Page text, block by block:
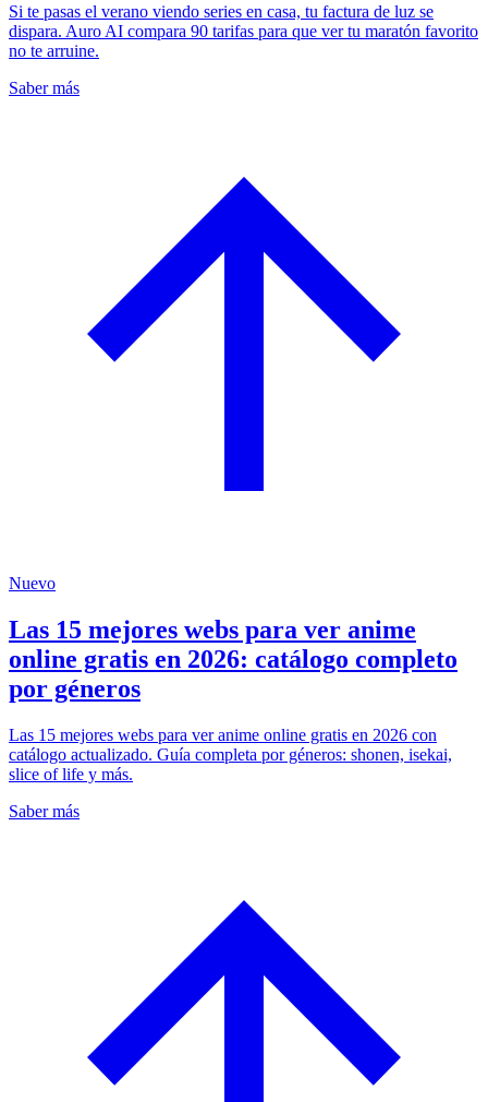
Si te pasas el verano viendo series en casa, tu factura de luz se
dispara. Auro AI compara 90 tarifas para que ver tu maratón favorito
no te arruine.
Saber más
Nuevo
Las 15 mejores webs para ver anime
online gratis en 2026: catálogo completo
por géneros
Las 15 mejores webs para ver anime online gratis en 2026 con
catálogo actualizado. Guía completa por géneros: shonen, isekai,
slice of life y más.
Saber más